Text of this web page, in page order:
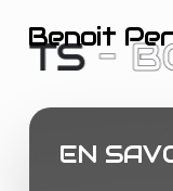
main
Benoit
–
EN